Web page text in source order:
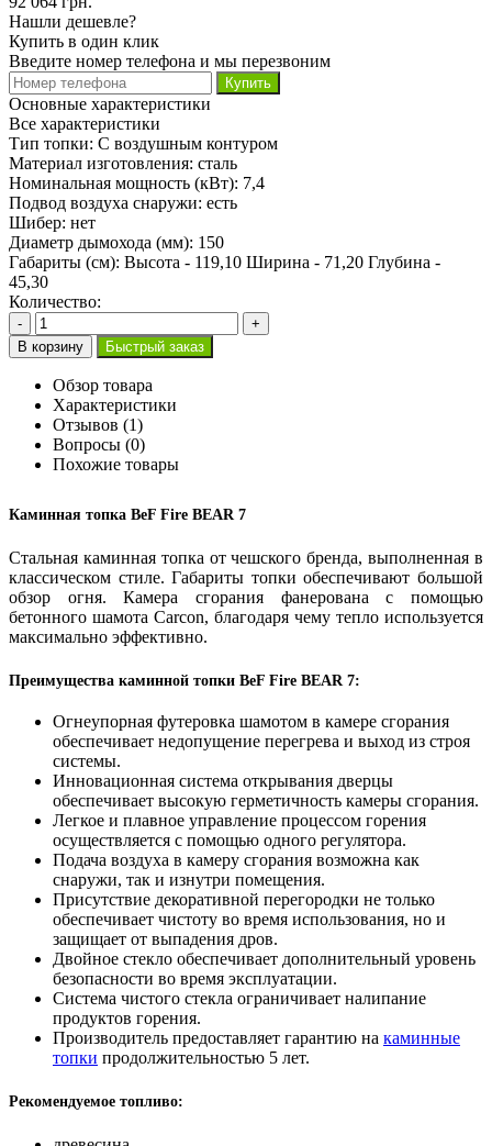
Нашли дешевле?
Купить в один клик
Введите номер телефона и мы перезвоним
Купить
Основные характеристики
Все характеристики
Тип топки: С воздушным контуром
Материал изготовления: сталь
Номинальная мощность (кВт): 7,4
Подвод воздуха снаружи: есть
Шибер: нет
Диаметр дымохода (мм): 150
Габариты (см): Высота - 119,10 Ширина - 71,20 Глубина -
45,30
Количество:
-
+
В корзину
Быстрый заказ
Обзор товара
Характеристики
Отзывов (1)
Вопросы (0)
Похожие товары
Каминная топка BeF Fire BEAR 7
Стальная каминная топка от чешского бренда, выполненная в
классическом стиле. Габариты топки обеспечивают большой
обзор огня. Камера сгорания фанерована с помощью
бетонного шамота Carcon, благодаря чему тепло используется
максимально эффективно.
Преимущества каминной топки BeF Fire BEAR 7:
Огнеупорная футеровка шамотом в камере сгорания
обеспечивает недопущение перегрева и выход из строя
системы.
Инновационная система открывания дверцы
обеспечивает высокую герметичность камеры сгорания.
Легкое и плавное управление процессом горения
осуществляется с помощью одного регулятора.
Подача воздуха в камеру сгорания возможна как
снаружи, так и изнутри помещения.
Присутствие декоративной перегородки не только
обеспечивает чистоту во время использования, но и
защищает от выпадения дров.
Двойное стекло обеспечивает дополнительный уровень
безопасности во время эксплуатации.
Система чистого стекла ограничивает налипание
продуктов горения.
Производитель предоставляет гарантию на каминные
топки продолжительностью 5 лет.
Рекомендуемое топливо: